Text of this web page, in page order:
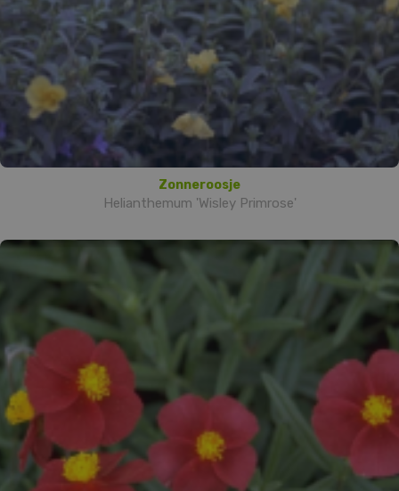
Zonneroosje
Helianthemum 'Wisley Primrose'